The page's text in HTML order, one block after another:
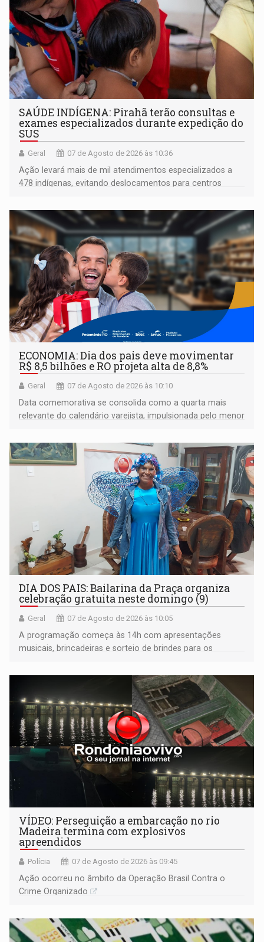
SAÚDE INDÍGENA: Pirahã terão consultas e
exames especializados durante expedição do
SUS
Geral 07 de Agosto de 2026 às 10:36
Ação levará mais de mil atendimentos especializados a
478 indígenas, evitando deslocamentos para centros
ECONOMIA: Dia dos pais deve movimentar
R$ 8,5 bilhões e RO projeta alta de 8,8%
Geral 07 de Agosto de 2026 às 10:10
Data comemorativa se consolida como a quarta mais
relevante do calendário varejista, impulsionada pelo menor
média do trabalhador
DIA DOS PAIS: Bailarina da Praça organiza
celebração gratuita neste domingo (9)
Geral 07 de Agosto de 2026 às 10:05
A programação começa às 14h com apresentações
musicais, brincadeiras e sorteio de brindes para os
bolo e canto de parabéns dedicado aos pais
VÍDEO: Perseguição a embarcação no rio
Madeira termina com explosivos
apreendidos
Polícia 07 de Agosto de 2026 às 09:45
Ação ocorreu no âmbito da Operação Brasil Contra o
Crime Organizado